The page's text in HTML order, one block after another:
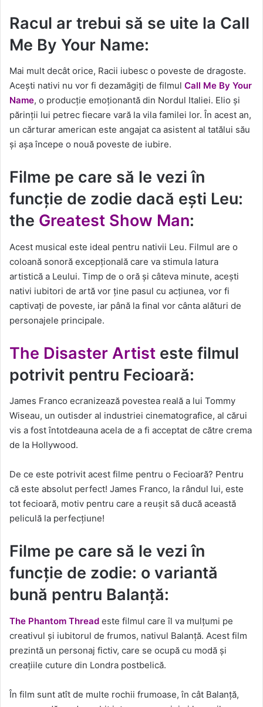
Racul ar trebui să se uite la Call
Me By Your Name:
Mai mult decât orice, Racii iubesc o poveste de dragoste.
Acești nativi nu vor fi dezamăgiți de filmul Call Me By Your
Name, o producție emoționantă din Nordul Italiei. Elio și
părinții lui petrec fiecare vară la vila familei lor. În acest an,
un cărturar american este angajat ca asistent al tatălui său
și așa începe o nouă poveste de iubire.
Filme pe care să le vezi în
funcție de zodie dacă ești Leu:
the Greatest Show Man:
Acest musical este ideal pentru nativii Leu. Filmul are o
coloană sonoră excepțională care va stimula latura
artistică a Leului. Timp de o oră și câteva minute, acești
nativi iubitori de artă vor ține pasul cu acțiunea, vor fi
captivați de poveste, iar până la final vor cânta alături de
personajele principale.
The Disaster Artist este filmul
potrivit pentru Fecioară:
James Franco ecranizează povestea reală a lui Tommy
Wiseau, un outisder al industriei cinematografice, al cărui
vis a fost întotdeauna acela de a fi acceptat de către crema
de la Hollywood.
De ce este potrivit acest filme pentru o Fecioară? Pentru
că este absolut perfect! James Franco, la rândul lui, este
tot fecioară, motiv pentru care a reușit să ducă această
peliculă la perfecțiune!
Filme pe care să le vezi în
funcție de zodie: o variantă
bună pentru Balanță:
The Phantom Thread este filmul care îl va mulțumi pe
creativul și iubitorul de frumos, nativul Balanță. Acest film
prezintă un personaj fictiv, care se ocupă cu modă și
creațiile cuture din Londra postbelică.
În film sunt atît de multe rochii frumoase, în cât Balanță,